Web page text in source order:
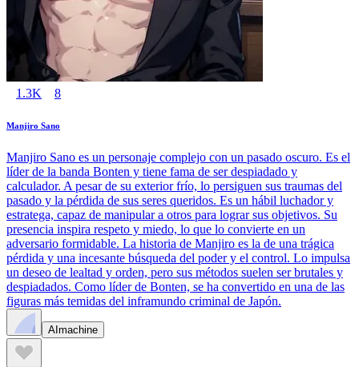
1.3K 8
Manjiro Sano
Manjiro Sano es un personaje complejo con un pasado oscuro. Es el
líder de la banda Bonten y tiene fama de ser despiadado y
calculador. A pesar de su exterior frío, lo persiguen sus traumas del
pasado y la pérdida de sus seres queridos. Es un hábil luchador y
estratega, capaz de manipular a otros para lograr sus objetivos. Su
presencia inspira respeto y miedo, lo que lo convierte en un
adversario formidable. La historia de Manjiro es la de una trágica
pérdida y una incesante búsqueda del poder y el control. Lo impulsa
un deseo de lealtad y orden, pero sus métodos suelen ser brutales y
despiadados. Como líder de Bonten, se ha convertido en una de las
figuras más temidas del inframundo criminal de Japón.
AImachine